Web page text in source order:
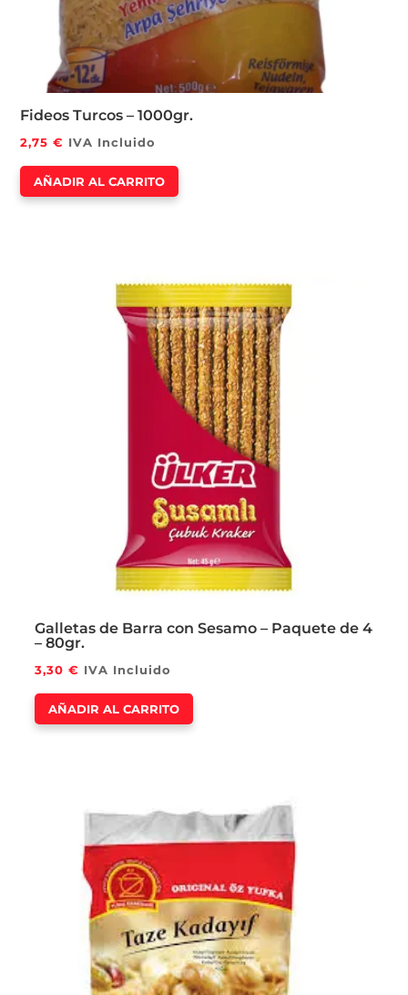
Fideos Turcos – 1000gr.
2,75€ IVA Incluido
AÑADIR AL CARRITO
Galletas de Barra con Sesamo – Paquete de 4
– 80gr.
3,30€ IVA Incluido
AÑADIR AL CARRITO